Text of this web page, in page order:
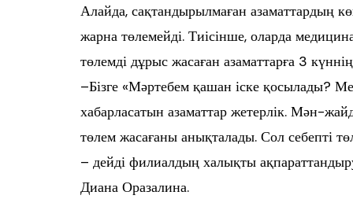
Алайда, сақтандырылмаған азаматтардың
жарна төлемейді. Тиісінше, оларда
төлемді дұрыс жасаған азаматтарға 3
–Бізге «Мәртебем қашан іске қосылады?
хабарласатын азаматтар жетерлік. Мән-
төлем жасағаны анықталады. Сол себепті
– дейді филиалдың халықты
Диана Оразалина.